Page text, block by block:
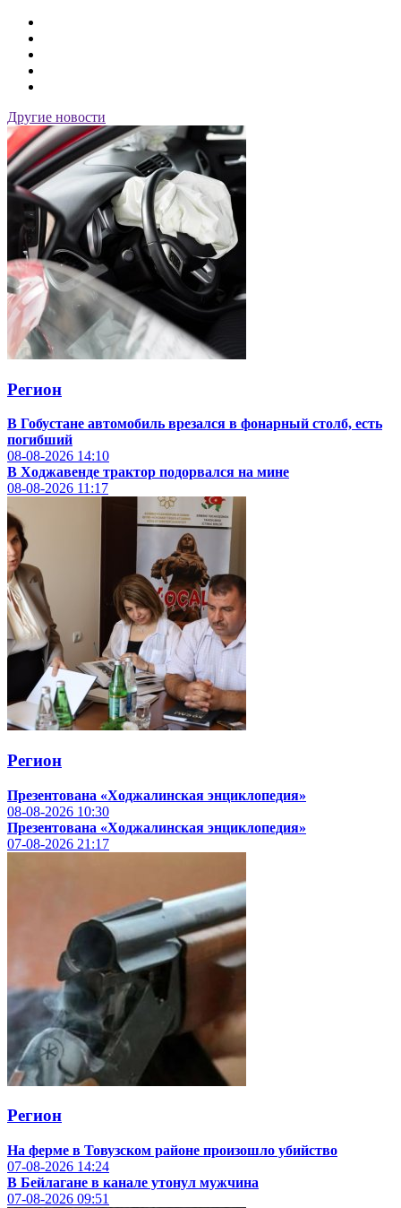
Другие новости
Регион
В Гобустане автомобиль врезался в фонарный столб, есть
погибший
08-08-2026 14:10
В Ходжавенде трактор подорвался на мине
08-08-2026 11:17
Регион
Презентована «Ходжалинская энциклопедия»
08-08-2026 10:30
Презентована «Ходжалинская энциклопедия»
07-08-2026 21:17
Регион
На ферме в Товузском районе произошло убийство
07-08-2026 14:24
В Бейлагане в канале утонул мужчина
07-08-2026 09:51